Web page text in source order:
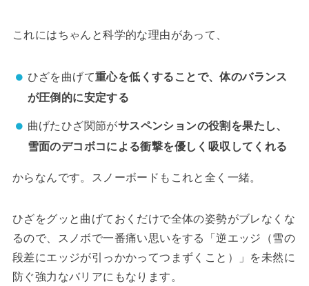
これにはちゃんと科学的な理由があって、
ひざを曲げて重心を低くすることで、体のバランス
が圧倒的に安定する
曲げたひざ関節がサスペンションの役割を果たし、
雪面のデコボコによる衝撃を優しく吸収してくれる
からなんです。スノーボードもこれと全く一緒。
ひざをグッと曲げておくだけで全体の姿勢がブレなくな
るので、スノボで一番痛い思いをする「逆エッジ（雪の
段差にエッジが引っかかってつまずくこと）」を未然に
防ぐ強力なバリアにもなります。